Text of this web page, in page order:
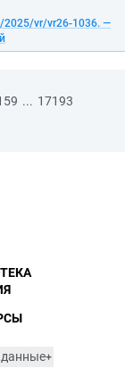
2025/vr/vr26-1036. —
... 17193